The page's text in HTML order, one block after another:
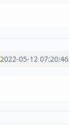
2022-05-12 07:20:46